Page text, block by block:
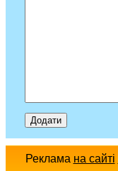
Реклама на сайті